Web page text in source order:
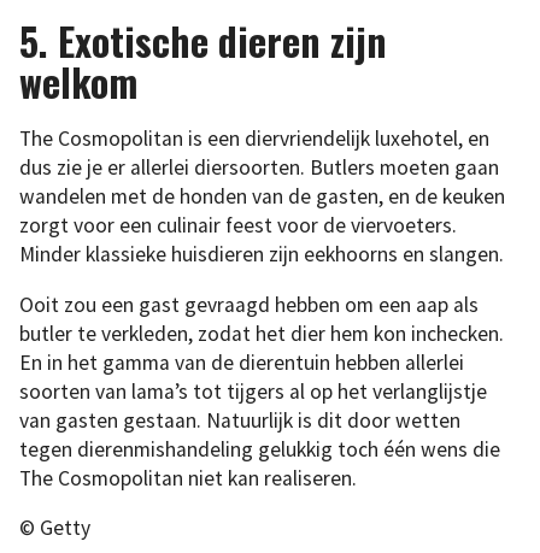
5. Exotische dieren zijn
welkom
The Cosmopolitan is een diervriendelijk luxehotel, en
dus zie je er allerlei diersoorten. Butlers moeten gaan
wandelen met de honden van de gasten, en de keuken
zorgt voor een culinair feest voor de viervoeters.
Minder klassieke huisdieren zijn eekhoorns en slangen.
Ooit zou een gast gevraagd hebben om een aap als
butler te verkleden, zodat het dier hem kon inchecken.
En in het gamma van de dierentuin hebben allerlei
soorten van lama’s tot tijgers al op het verlanglijstje
van gasten gestaan. Natuurlijk is dit door wetten
tegen dierenmishandeling gelukkig toch één wens die
The Cosmopolitan niet kan realiseren.
© Getty